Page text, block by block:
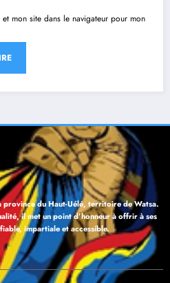
mon site dans le navigateur pour mon
province du Haut-Uélé, territoire de Watsa.
il met un point d’honneur à offrir à ses
impartiale et accessible.